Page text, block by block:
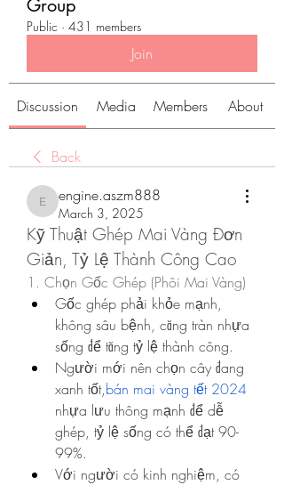
Group
Public · 431 members
Join
Discussion Media Members About
Back
engine.aszm888
engine.aszm888
March 3, 2025
Kỹ Thuật Ghép Mai Vàng Đơn
Giản, Tỷ Lệ Thành Công Cao
1. Chọn Gốc Ghép (Phôi Mai Vàng)
Gốc ghép phải khỏe mạnh,
không sâu bệnh, căng tràn nhựa
sống để tăng tỷ lệ thành công.
Người mới nên chọn cây đang
xanh tốt,bán mai vàng tết 2024
nhựa lưu thông mạnh để dễ
ghép, tỷ lệ sống có thể đạt 90-
99%.
Với người có kinh nghiệm, có